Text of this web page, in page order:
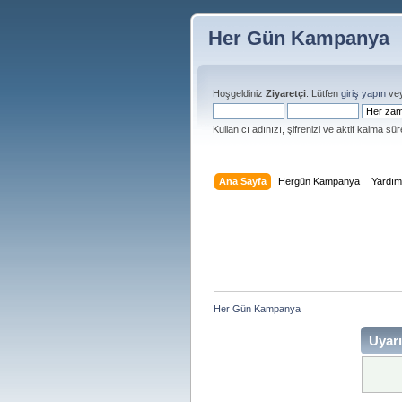
Her Gün Kampanya
Hoşgeldiniz Ziyaretçi . Lütfen giriş yapın
Kullanıcı adınızı, şifrenizi ve aktif kalma
Ana Sayfa Hergün Kampanya Yardım
Her Gün Kampanya